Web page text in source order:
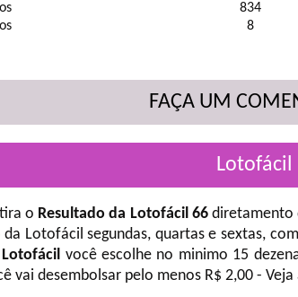
834
8
FAÇA UM
Lotofácil
o Resultado da Lotofácil 66diretamento
da Lotofácil segundas, quartas e sextas,
Lotofácil você escolhe no minimo 15
vai desembolsar pelo menos R$ 2,00 -